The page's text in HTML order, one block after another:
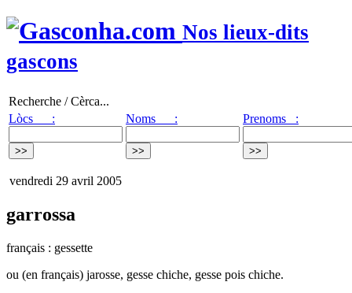
Nos lieux-dits
gascons
Recherche / Cèrca...
Lòcs :
Noms : Prenoms :
vendredi 29 avril 2005
garrossa
français : gessette
ou (en français) jarosse, gesse chiche, gesse pois chiche.